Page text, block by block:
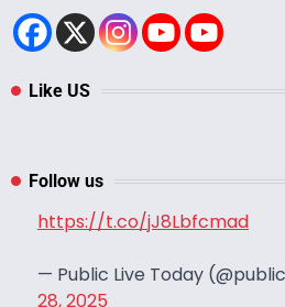
Like US
Follow us
https://t.co/jJ8Lbfcmad
— Public Live Today
28, 2025